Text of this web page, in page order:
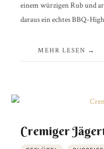
einem würzigen Rub und
daraus ein echtes BBQ-
MEHR LESEN
Cremiger